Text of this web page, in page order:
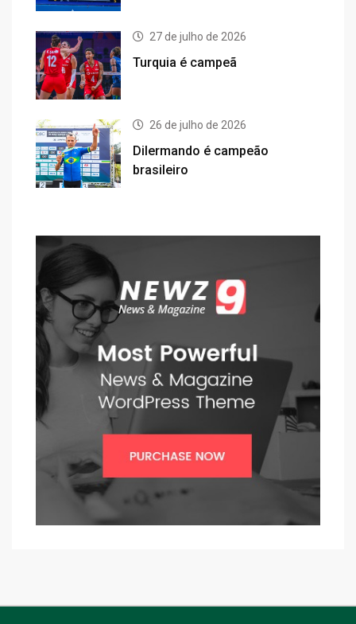
27 de julho de 2026
Turquia é campeã
26 de julho de 2026
Dilermando é campeão
brasileiro